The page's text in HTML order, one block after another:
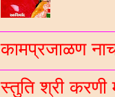
कामप्रजाळण
स्तुति श्री करणी